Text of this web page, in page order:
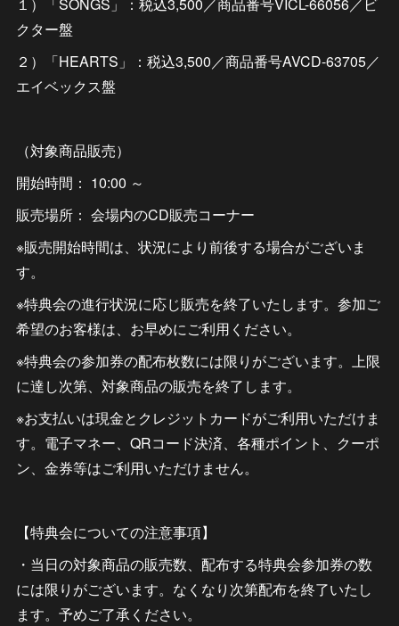
クター盤
２）「HEARTS」：税込3,500／商品番号AVCD-63705／
エイベックス盤
（対象商品販売）
開始時間： 10:00 ～
販売場所： 会場内のCD販売コーナー
※販売開始時間は、状況により前後する場合がございま
す。
※特典会の進行状況に応じ販売を終了いたします。参加ご
希望のお客様は、お早めにご利用ください。
※特典会の参加券の配布枚数には限りがございます。上限
に達し次第、対象商品の販売を終了します。
※お支払いは現金とクレジットカードがご利用いただけま
す。電子マネー、QRコード決済、各種ポイント、クーポ
ン、金券等はご利用いただけません。
【特典会についての注意事項】
・当日の対象商品の販売数、配布する特典会参加券の数
には限りがございます。なくなり次第配布を終了いたし
ます。予めご了承ください。